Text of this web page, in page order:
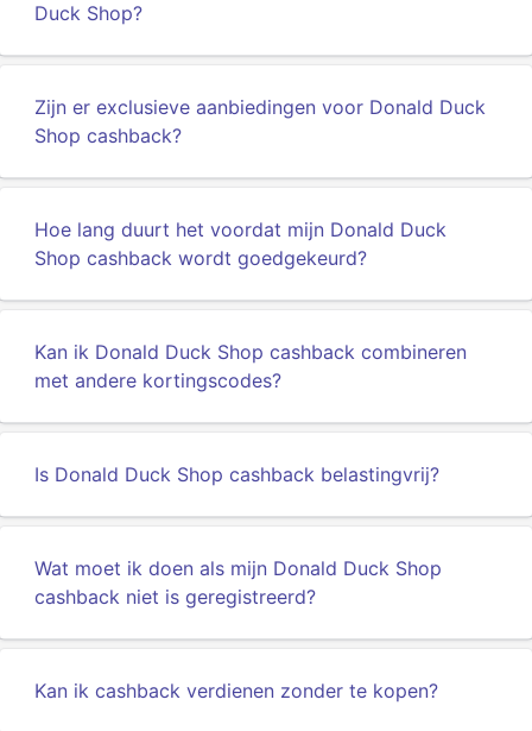
Duck Shop?
Zijn er exclusieve aanbiedingen voor Donald Duck
Shop cashback?
Hoe lang duurt het voordat mijn Donald Duck
Shop cashback wordt goedgekeurd?
Kan ik Donald Duck Shop cashback combineren
met andere kortingscodes?
Is Donald Duck Shop cashback belastingvrij?
Wat moet ik doen als mijn Donald Duck Shop
cashback niet is geregistreerd?
Kan ik cashback verdienen zonder te kopen?